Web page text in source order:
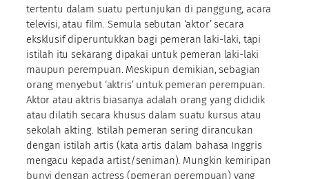
tertentu dalam suatu pertunjukan di panggung, acara
televisi, atau film. Semula sebutan ‘aktor’ secara
eksklusif diperuntukkan bagi pemeran laki-laki, tapi
istilah itu sekarang dipakai untuk pemeran laki-laki
maupun perempuan. Meskipun demikian, sebagian
orang menyebut ‘aktris’ untuk pemeran perempuan.
Aktor atau aktris biasanya adalah orang yang dididik
atau dilatih secara khusus dalam suatu kursus atau
sekolah akting. Istilah pemeran sering dirancukan
dengan istilah artis (kata artis dalam bahasa Inggris
mengacu kepada artist/seniman). Mungkin kemiripan
bunyi dengan actress (pemeran perempuan) yang